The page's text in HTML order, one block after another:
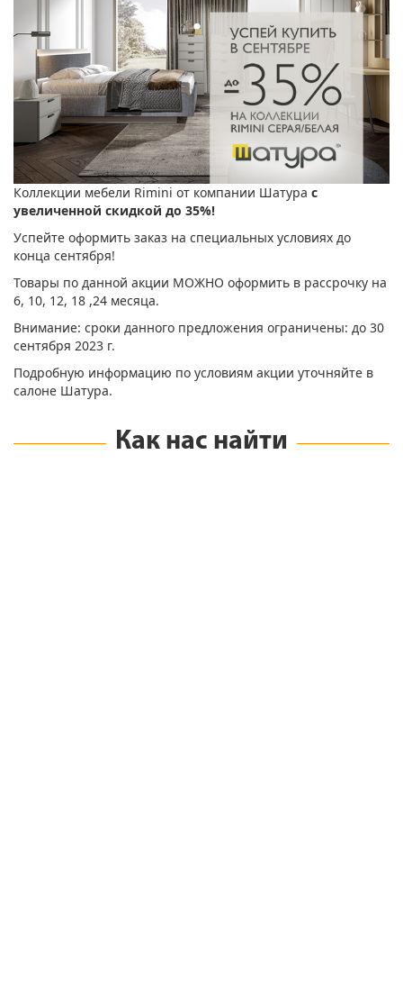
Коллекции мебели Rimini от компании Шатура с
увеличенной скидкой до 35%!
Успейте оформить заказ на специальных условиях до
конца сентября!
Товары по данной акции МОЖНО оформить в рассрочку на
6, 10, 12, 18 ,24 месяца.
Внимание: сроки данного предложения ограничены: до 30
сентября 2023 г.
Подробную информацию по условиям акции уточняйте в
салоне Шатура.
Как нас найти